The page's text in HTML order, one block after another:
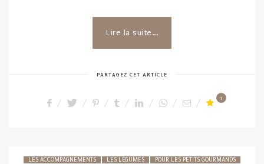
Lire la suite...
PARTAGEZ CET ARTICLE
1
LES ACCOMPAGNEMENTS LES LÉGUMES POUR LES PETITS GOURMANDS